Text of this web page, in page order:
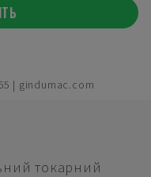
| gindumac.com
токарний